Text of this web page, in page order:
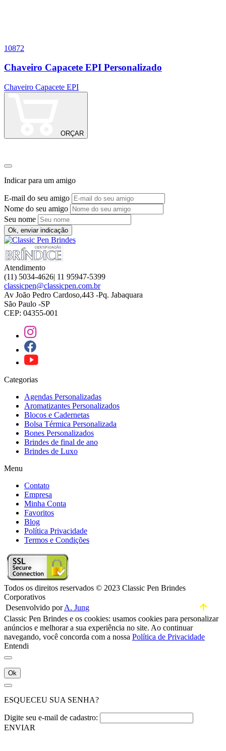
10872
Chaveiro Capacete EPI Personalizado
Chaveiro Capacete EPI
ORÇAR
Indicar para um amigo
E-mail do seu amigo
Nome do seu amigo
Seu nome
Ok, enviar indicação
Atendimento
(11) 5034-4626| 11 95947-5399
classicpen@classicpen.com.br
Av João Pedro Cardoso,443 -Pq. Jabaquara
São Paulo -SP
CEP: 04355-001
Categorias
Agendas Personalizadas
Aromatizantes Personalizados
Blocos e Cadernetas
Bolsa Térmica Personalizada
Bones Personalizados
Brindes de final de ano
Brindes de Luxo
Menu
Contato
Empresa
Minha Conta
Favoritos
Blog
Política Privacidade
Termos e Condições
Todos os direitos reservados © 2023 Classic Pen Brindes
Corporativos
Desenvolvido porA. Jung
Classic Pen Brindes e os cookies: usamos cookies para personalizar
anúncios e melhorar a sua experiência no site. Ao continuar
navegando, você concorda com a nossa Política de Privacidade
Entendi
Ok
ESQUECEU SUA SENHA?
Digite seu e-mail de cadastro:
ENVIAR